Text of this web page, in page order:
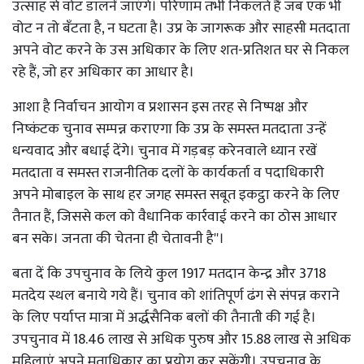
उत्साह से वोट डालनें जाएंगे। परिणाम तभी निकलते हैं जब एक भी
वोट न तो बँटता है, न घटता है। उप्र के जागरूक और साहसी मतदाता
अपने वोट करने के उस अधिकार के लिए शत-प्रतिशत घर से निकल
रहे हैं, जो हर अधिकार का आधार है।
आशा है निर्वाचन आयोग व प्रशासन इस तरह से निष्पक्ष और
निष्कंटक चुनाव सम्पन्न कराएगा कि उप्र के समस्त मतदाता उन्हें
धन्यवाद और बधाई देंगे। चुनाव में गड़बड़ करेनवाले ध्यान रखें
मतदाता व समस्त राजनीतिक दलों के कार्यकर्ता व पदाधिकारी
अपने मोबाइल के साथ हर जगह समस्त सबूत इकट्ठा करने के लिए
तैनात हैं, जिससे कल को वैधानिक कार्रवाई करने का ठोस आधार
बन सके। जनता की चेतना ही चेतावनी है''।
बता दें कि उपचुनाव के लिये कुल 1917 मतदान केन्द्र और 3718
मतदेय स्थल बनाये गये हैं। चुनाव को शांतिपूर्ण ढंग से संपन्न कराने
के लिए पर्याप्त मात्रा में अर्द्धसैनिक बलों की तैनाती की गई है।
उपचुनाव में 18.46 लाख से अधिक पुरुष और 15.88 लाख से अधिक